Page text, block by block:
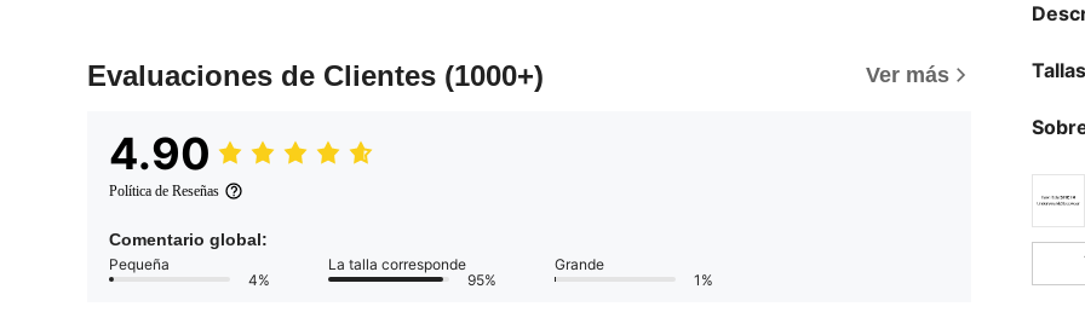
Evaluaciones de Clientes (1000+) Ver más
4.90
Política de Reseñas
Comentario global:
Pequeña
4%
La talla corresponde
95%
Grande
1%